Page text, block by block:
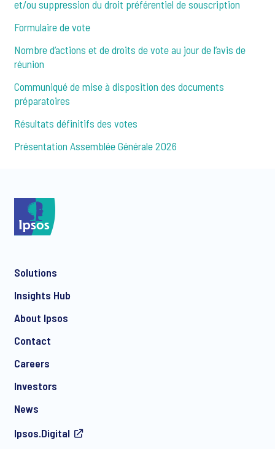
et/ou suppression du droit préférentiel de souscription
Formulaire de vote
Nombre d’actions et de droits de vote au jour de l’avis de
réunion
Communiqué de mise à disposition des documents
préparatoires
Résultats définitifs des votes
Présentation Assemblée Générale 2026
Solutions
Insights Hub
About Ipsos
Contact
Careers
Investors
News
Ipsos.Digital